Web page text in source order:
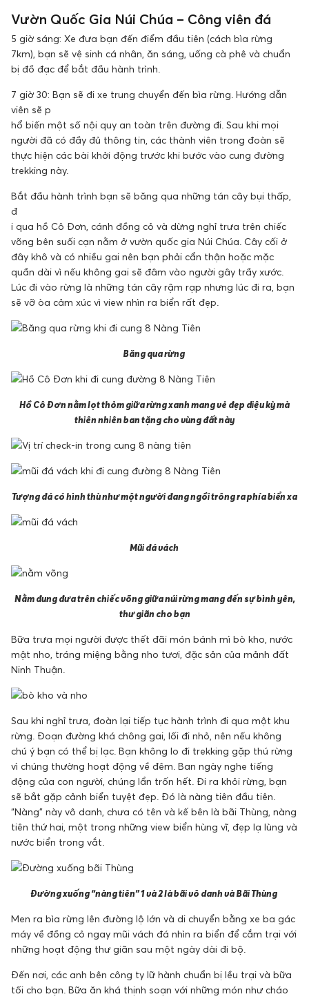
Vườn Quốc Gia Núi Chúa – Công viên đá
5 giờ sáng: Xe đưa bạn đến điểm đầu tiên (cách bìa rừng
7km), bạn sẽ vệ sinh cá nhân, ăn sáng, uống cà phê và chuẩn
bị đồ đạc để bắt đầu hành trình.
7 giờ 30: Bạn sẽ đi xe trung chuyển đến bìa rừng. Hướng dẫn
viên sẽ p
hổ biến một số nội quy an toàn trên đường đi. Sau khi mọi
người đã có đầy đủ thông tin, các thành viên trong đoàn sẽ
thực hiện các bài khởi động trước khi bước vào cung đường
trekking này.
Bắt đầu hành trình bạn sẽ băng qua những tán cây bụi thấp,
đ
i qua hồ Cô Đơn, cánh đồng cỏ và dừng nghỉ trưa trên chiếc
võng bên suối cạn nằm ở vườn quốc gia Núi Chúa. Cây cối ở
đây khô và có nhiều gai nên bạn phải cẩn thận hoặc mặc
quần dài vì nếu không gai sẽ đâm vào người gây trầy xước.
Lúc đi vào rừng là những tán cây rậm rạp nhưng lúc đi ra, bạn
sẽ vỡ òa cảm xúc vì view nhìn ra biển rất đẹp.
Băng qua rừng
Hồ Cô Đơn nằm lọt thỏm giữa rừng xanh mang vẻ đẹp diệu kỳ mà
thiên nhiên ban tặng cho vùng đất này
Tượng đá có hình thù như một người đang ngồi trông ra phía biển xa
Mũi đá vách
Nằm đung đưa trên chiếc võng giữa núi rừng mang đến sự bình yên,
thư giãn cho bạn
Bữa trưa mọi người được thết đãi món bánh mì bò kho, nước
mật nho, tráng miệng bằng nho tươi, đặc sản của mảnh đất
Ninh Thuận.
Sau khi nghỉ trưa, đoàn lại tiếp tục hành trình đi qua một khu
rừng. Đoạn đường khá chông gai, lối đi nhỏ, nên nếu không
chú ý bạn có thể bị lạc. Bạn không lo đi trekking gặp thú rừng
vì chúng thường hoạt động về đêm. Ban ngày nghe tiếng
động của con người, chúng lẩn trốn hết. Đi ra khỏi rừng, bạn
sẽ bắt gặp cảnh biển tuyệt đẹp. Đó là nàng tiên đầu tiên.
“Nàng” này vô danh, chưa có tên và kế bên là bãi Thùng, nàng
tiên thứ hai, một trong những view biển hùng vĩ, đẹp lạ lùng và
nước biển trong vắt.
Đường xuống “nàng tiên” 1 và 2 là bãi vô danh và Bãi Thùng
Men ra bìa rừng lên đường lộ lớn và di chuyển bằng xe ba gác
máy về đồng cỏ ngay mũi vách đá nhìn ra biển để cắm trại với
những hoạt động thư giãn sau một ngày dài đi bộ.
Đến nơi, các anh bên công ty lữ hành chuẩn bị lều trại và bữa
tối cho bạn. Bữa ăn khá thịnh soạn với những món như cháo